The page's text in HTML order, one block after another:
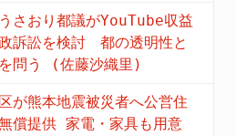
さおり都議がYouTube収益
訴訟を検討 都の透明性と
問う (佐藤沙織里)
が熊本地震被災者へ公営住
償提供 家電・家具も用意